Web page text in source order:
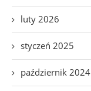
luty 2026
styczeń 2025
październik 2024